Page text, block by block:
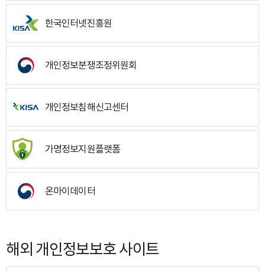
한국인터넷진흥원
개인정보분쟁조정위원회
개인정보침해신고센터
가명정보지원플랫폼
온마이데이터
해외 개인정보보호 사이트